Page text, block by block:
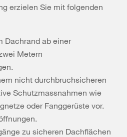
erzielen Sie mit folgenden
Dachrand ab einer
Metern
nicht durchbruchsicheren
Schutzmassnahmen wie
oder Fanggerüste vor.
zu sicheren Dachflächen